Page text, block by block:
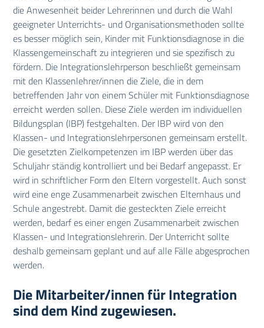
die Anwesenheit beider Lehrerinnen und durch die Wahl
geeigneter Unterrichts- und Organisationsmethoden sollte
es besser möglich sein, Kinder mit Funktionsdiagnose in die
Klassengemeinschaft zu integrieren und sie spezifisch zu
fördern. Die Integrationslehrperson beschließt gemeinsam
mit den Klassenlehrer/innen die Ziele, die in dem
betreffenden Jahr von einem Schüler mit Funktionsdiagnose
erreicht werden sollen. Diese Ziele werden im individuellen
Bildungsplan (IBP) festgehalten. Der IBP wird von den
Klassen- und Integrationslehrpersonen gemeinsam erstellt.
Die gesetzten Zielkompetenzen im IBP werden über das
Schuljahr ständig kontrolliert und bei Bedarf angepasst. Er
wird in schriftlicher Form den Eltern vorgestellt. Auch sonst
wird eine enge Zusammenarbeit zwischen Elternhaus und
Schule angestrebt. Damit die gesteckten Ziele erreicht
werden, bedarf es einer engen Zusammenarbeit zwischen
Klassen- und Integrationslehrerin. Der Unterricht sollte
deshalb gemeinsam geplant und auf alle Fälle abgesprochen
werden.
Die Mitarbeiter/innen für Integration
sind dem Kind zugewiesen.